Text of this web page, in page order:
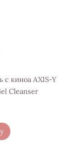
киноа AXIS-Y
Cleanser